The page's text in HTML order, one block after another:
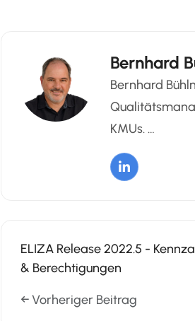
Bernhard
Bernhard
KMUs. …
ELIZA Release 2022.5 -
& Berechtigungen
← Vorheriger Beitrag